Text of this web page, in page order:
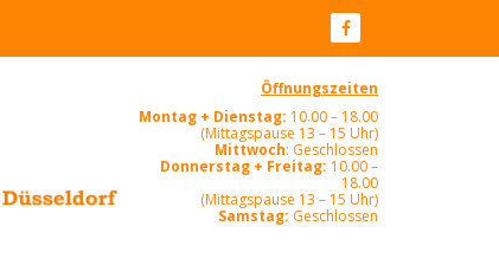
Öffnungszeiten
Montag + Dienstag: 10.00 – 18.00
(Mittagspause 13 – 15 Uhr)
Mittwoch: Geschlossen
Donnerstag + Freitag: 10.00 –
18.00
(Mittagspause 13 – 15 Uhr)
Samstag: Geschlossen